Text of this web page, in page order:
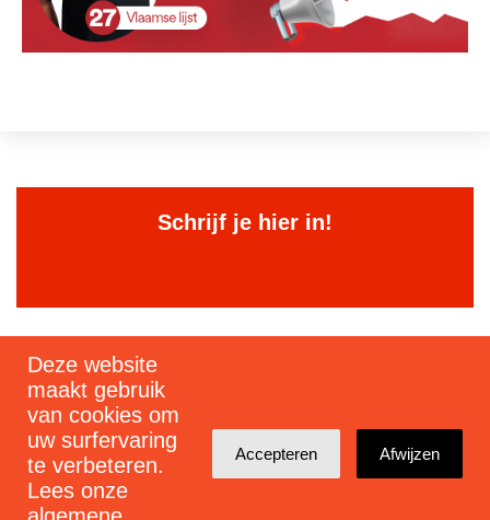
Schrijf je hier in!
Schrijf je in voor mijn nieuwsbrief
Deze website
maakt gebruik
van cookies om
uw surfervaring
te verbeteren.
Lees onze
Accepteren Afwijzen